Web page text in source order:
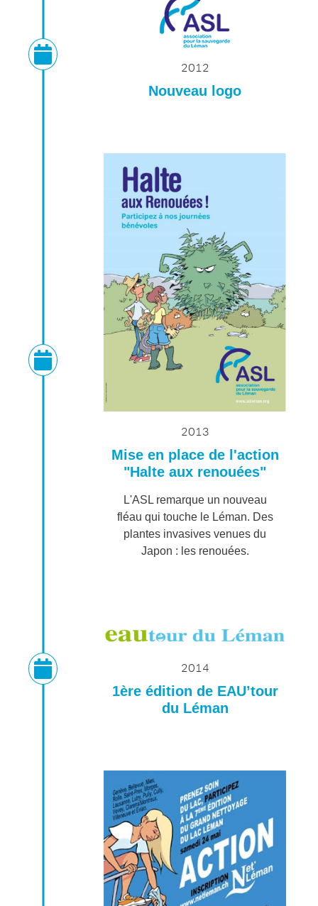
2012
Nouveau logo
2013
Mise en place de l'action
"Halte aux renouées"
L'ASL remarque un nouveau
fléau qui touche le Léman. Des
plantes invasives venues du
Japon : les renouées.
2014
1ère édition de EAU’tour
du Léman